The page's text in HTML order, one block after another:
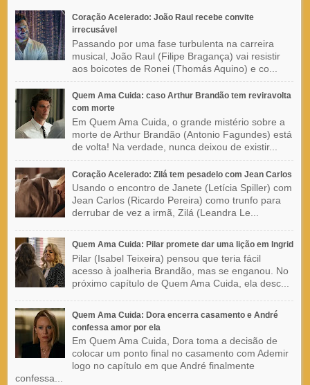
Coração Acelerado: João Raul recebe convite
irrecusável
Passando por uma fase turbulenta na carreira
musical, João Raul (Filipe Bragança) vai resistir
aos boicotes de Ronei (Thomás Aquino) e co...
Quem Ama Cuida: caso Arthur Brandão tem reviravolta
com morte
Em Quem Ama Cuida, o grande mistério sobre a
morte de Arthur Brandão (Antonio Fagundes) está
de volta! Na verdade, nunca deixou de existir...
Coração Acelerado: Zilá tem pesadelo com Jean Carlos
Usando o encontro de Janete (Letícia Spiller) com
Jean Carlos (Ricardo Pereira) como trunfo para
derrubar de vez a irmã, Zilá (Leandra Le...
Quem Ama Cuida: Pilar promete dar uma lição em Ingrid
Pilar (Isabel Teixeira) pensou que teria fácil
acesso à joalheria Brandão, mas se enganou. No
próximo capítulo de Quem Ama Cuida, ela desc...
Quem Ama Cuida: Dora encerra casamento e André
confessa amor por ela
Em Quem Ama Cuida, Dora toma a decisão de
colocar um ponto final no casamento com Ademir
logo no capítulo em que André finalmente
confessa...